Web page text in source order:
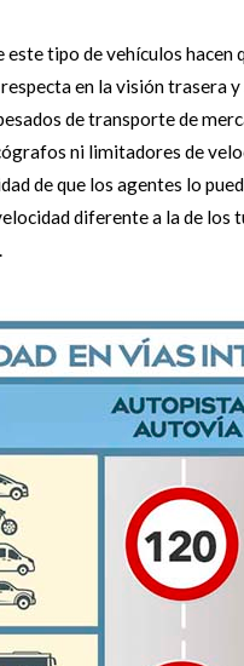
tipo de vehículos hacen
en la visión trasera
de transporte de
ni limitadores de
de que los agentes lo
diferente a la de los